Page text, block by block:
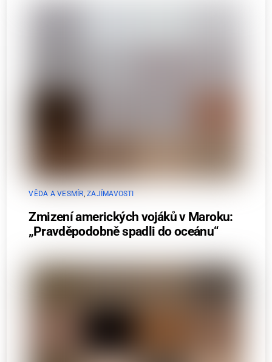
VĚDA A VESMÍR ,ZAJÍMAVOSTI
Zmizení amerických vojáků v Maroku:
„Pravděpodobně spadli do oceánu“